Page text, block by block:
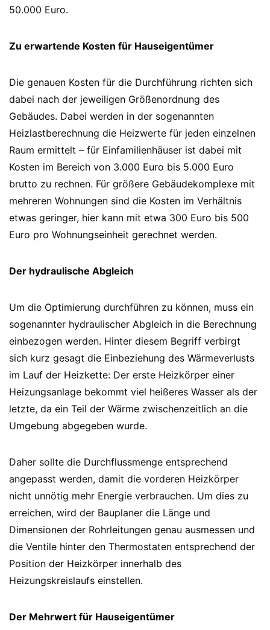
50.000 Euro.
Zu erwartende Kosten für Hauseigentümer
Die genauen Kosten für die Durchführung richten sich
dabei nach der jeweiligen Größenordnung des
Gebäudes. Dabei werden in der sogenannten
Heizlastberechnung die Heizwerte für jeden einzelnen
Raum ermittelt – für Einfamilienhäuser ist dabei mit
Kosten im Bereich von 3.000 Euro bis 5.000 Euro
brutto zu rechnen. Für größere Gebäudekomplexe mit
mehreren Wohnungen sind die Kosten im Verhältnis
etwas geringer, hier kann mit etwa 300 Euro bis 500
Euro pro Wohnungseinheit gerechnet werden.
Der hydraulische Abgleich
Um die Optimierung durchführen zu können, muss ein
sogenannter hydraulischer Abgleich in die Berechnung
einbezogen werden. Hinter diesem Begriff verbirgt
sich kurz gesagt die Einbeziehung des Wärmeverlusts
im Lauf der Heizkette: Der erste Heizkörper einer
Heizungsanlage bekommt viel heißeres Wasser als der
letzte, da ein Teil der Wärme zwischenzeitlich an die
Umgebung abgegeben wurde.
Daher sollte die Durchflussmenge entsprechend
angepasst werden, damit die vorderen Heizkörper
nicht unnötig mehr Energie verbrauchen. Um dies zu
erreichen, wird der Bauplaner die Länge und
Dimensionen der Rohrleitungen genau ausmessen und
die Ventile hinter den Thermostaten entsprechend der
Position der Heizkörper innerhalb des
Heizungskreislaufs einstellen.
Der Mehrwert für Hauseigentümer